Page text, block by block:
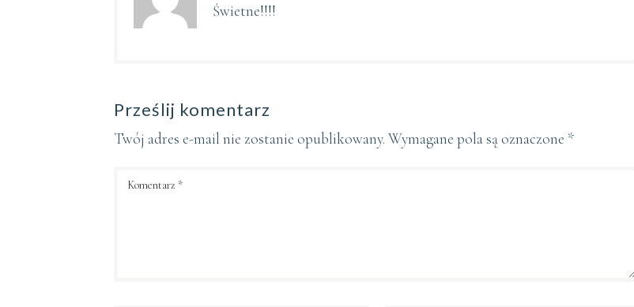
Świetne!!!!
Prześlij komentarz
Twój adres e-mail nie zostanie opublikowany. Wymagane pola są oznaczone *